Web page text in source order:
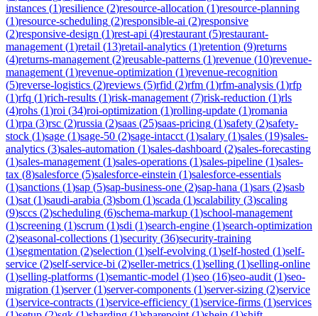
instances (1)resilience (2)resource-allocation (1)resource-planning
(1)resource-scheduling (2)responsible-ai (2)responsive
(2)responsive-design (1)rest-api (4)restaurant (5)restaurant-
management (1)retail (13)retail-analytics (1)retention (9)returns
(4)returns-management (2)reusable-patterns (1)revenue (10)revenue-
management (1)revenue-optimization (1)revenue-recognition
(5)reverse-logistics (2)reviews (5)rfid (2)rfm (1)rfm-analysis (1)rfp
(1)rfq (1)rich-results (1)risk-management (7)risk-reduction (1)rls
(4)rohs (1)roi (34)roi-optimization (1)rolling-update (1)romania
(1)rpa (3)rsc (2)russia (2)saas (25)saas-pricing (1)safety (2)safety-
stock (1)sage (1)sage-50 (2)sage-intacct (1)salary (1)sales (19)sales-
analytics (3)sales-automation (1)sales-dashboard (2)sales-forecasting
(1)sales-management (1)sales-operations (1)sales-pipeline (1)sales-
tax (8)salesforce (5)salesforce-einstein (1)salesforce-essentials
(1)sanctions (1)sap (5)sap-business-one (2)sap-hana (1)sars (2)sasb
(1)sat (1)saudi-arabia (3)sbom (1)scada (1)scalability (3)scaling
(9)sccs (2)scheduling (6)schema-markup (1)school-management
(1)screening (1)scrum (1)sdi (1)search-engine (1)search-optimization
(2)seasonal-collections (1)security (36)security-training
(1)segmentation (2)selection (1)self-evolving (1)self-hosted (1)self-
service (2)self-service-bi (2)seller-metrics (1)selling (1)selling-online
(1)selling-platforms (1)semantic-model (1)seo (16)seo-audit (1)seo-
migration (1)server(1)server-components (1)server-sizing (2)service
(1)service-contracts (1)service-efficiency (1)service-firms (1)services